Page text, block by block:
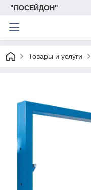
"ПОСЕЙДОН"
Товары и услуги